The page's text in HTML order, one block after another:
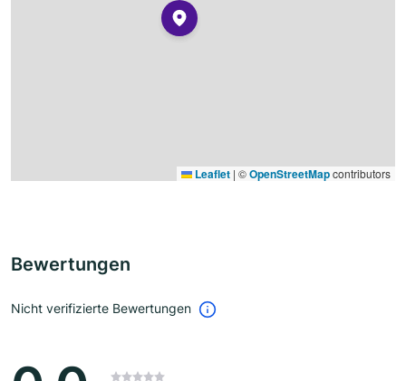
Leaflet | ©OpenStreetMapcontributors
Bewertungen
Nicht verifizierte Bewertungen